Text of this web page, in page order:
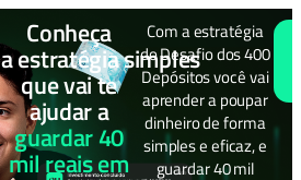
Conheça
a estratégia simples
que vai te
ajudar a
guardar 40
mil reais em
Com a estratégia
do Desafio dos 400
Depósitos você vai
aprender a poupar
dinheiro de forma
simples e eficaz, e
guardar 40 mil